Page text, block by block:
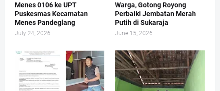
Menes 0106 ke UPT
Puskesmas Kecamatan
Menes Pandeglang
July 24, 2026
Warga, Gotong Royong
Perbaiki Jembatan Merah
Putih di Sukaraja
June 15, 2026